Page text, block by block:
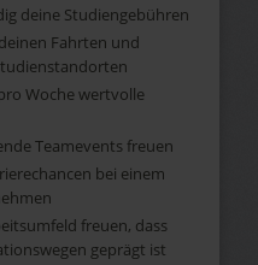
deine Studiengebühren
Fahrten und
Woche wertvolle
Teamevents freuen
bei einem
freuen, dass
geprägt ist